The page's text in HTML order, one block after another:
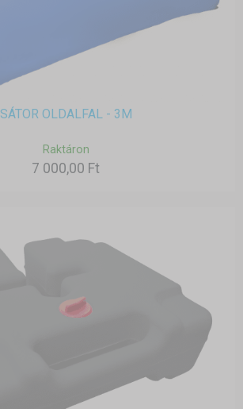
SÁTOR OLDALFAL - 3M
Raktáron
7 000,00 Ft